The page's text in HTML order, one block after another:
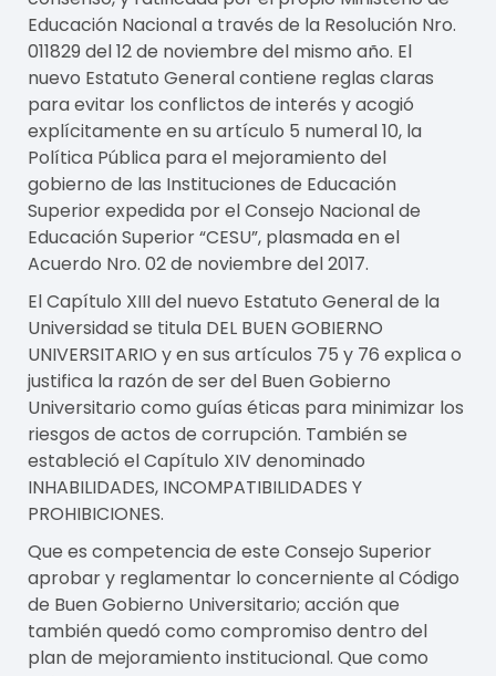
Educación Nacional a través de la Resolución Nro.
011829 del 12 de noviembre del mismo año. El
nuevo Estatuto General contiene reglas claras
para evitar los conflictos de interés y acogió
explícitamente en su artículo 5 numeral 10, la
Política Pública para el mejoramiento del
gobierno de las Instituciones de Educación
Superior expedida por el Consejo Nacional de
Educación Superior “CESU”, plasmada en el
Acuerdo Nro. 02 de noviembre del 2017.
El Capítulo XIII del nuevo Estatuto General de la
Universidad se titula DEL BUEN GOBIERNO
UNIVERSITARIO y en sus artículos 75 y 76 explica o
justifica la razón de ser del Buen Gobierno
Universitario como guías éticas para minimizar los
riesgos de actos de corrupción. También se
estableció el Capítulo XIV denominado
INHABILIDADES, INCOMPATIBILIDADES Y
PROHIBICIONES.
Que es competencia de este Consejo Superior
aprobar y reglamentar lo concerniente al Código
de Buen Gobierno Universitario; acción que
también quedó como compromiso dentro del
plan de mejoramiento institucional. Que como